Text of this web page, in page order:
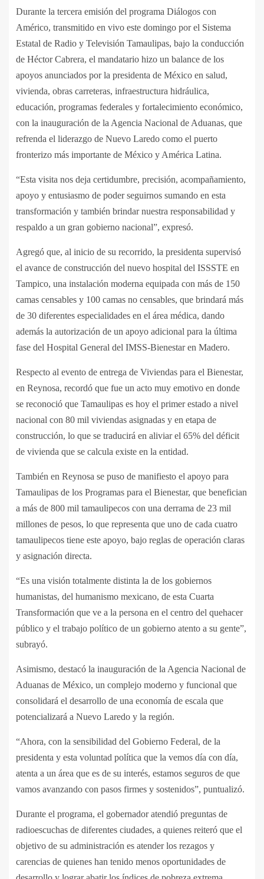
Durante la tercera emisión del programa Diálogos con
Américo, transmitido en vivo este domingo por el Sistema
Estatal de Radio y Televisión Tamaulipas, bajo la conducción
de Héctor Cabrera, el mandatario hizo un balance de los
apoyos anunciados por la presidenta de México en salud,
vivienda, obras carreteras, infraestructura hidráulica,
educación, programas federales y fortalecimiento económico,
con la inauguración de la Agencia Nacional de Aduanas, que
refrenda el liderazgo de Nuevo Laredo como el puerto
fronterizo más importante de México y América Latina.
“Esta visita nos deja certidumbre, precisión, acompañamiento,
apoyo y entusiasmo de poder seguirnos sumando en esta
transformación y también brindar nuestra responsabilidad y
respaldo a un gran gobierno nacional”, expresó.
Agregó que, al inicio de su recorrido, la presidenta supervisó
el avance de construcción del nuevo hospital del ISSSTE en
Tampico, una instalación moderna equipada con más de 150
camas censables y 100 camas no censables, que brindará más
de 30 diferentes especialidades en el área médica, dando
además la autorización de un apoyo adicional para la última
fase del Hospital General del IMSS-Bienestar en Madero.
Respecto al evento de entrega de Viviendas para el Bienestar,
en Reynosa, recordó que fue un acto muy emotivo en donde
se reconoció que Tamaulipas es hoy el primer estado a nivel
nacional con 80 mil viviendas asignadas y en etapa de
construcción, lo que se traducirá en aliviar el 65% del déficit
de vivienda que se calcula existe en la entidad.
También en Reynosa se puso de manifiesto el apoyo para
Tamaulipas de los Programas para el Bienestar, que benefician
a más de 800 mil tamaulipecos con una derrama de 23 mil
millones de pesos, lo que representa que uno de cada cuatro
tamaulipecos tiene este apoyo, bajo reglas de operación claras
y asignación directa.
“Es una visión totalmente distinta la de los gobiernos
humanistas, del humanismo mexicano, de esta Cuarta
Transformación que ve a la persona en el centro del quehacer
público y el trabajo político de un gobierno atento a su gente”,
subrayó.
Asimismo, destacó la inauguración de la Agencia Nacional de
Aduanas de México, un complejo moderno y funcional que
consolidará el desarrollo de una economía de escala que
potencializará a Nuevo Laredo y la región.
“Ahora, con la sensibilidad del Gobierno Federal, de la
presidenta y esta voluntad política que la vemos día con día,
atenta a un área que es de su interés, estamos seguros de que
vamos avanzando con pasos firmes y sostenidos”, puntualizó.
Durante el programa, el gobernador atendió preguntas de
radioescuchas de diferentes ciudades, a quienes reiteró que el
objetivo de su administración es atender los rezagos y
carencias de quienes han tenido menos oportunidades de